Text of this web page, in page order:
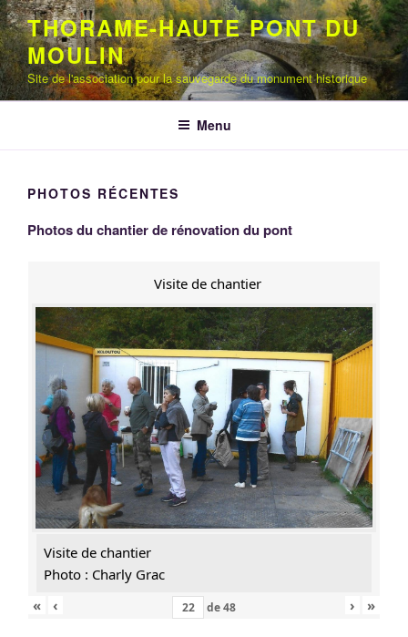
Aller
au
contenu
principal
THORAME-HAUTE PONT DU
MOULIN
Site de l'association pour la sauvegarde du monument historique
Menu
PHOTOS RÉCENTES
Photos du chantier de rénovation du pont
Visite de chantier
Visite de chantier
Photo : Charly Grac
«
‹ de48 › »